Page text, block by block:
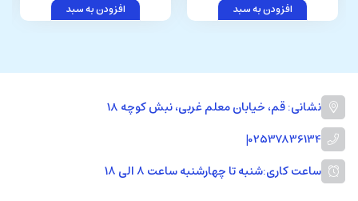
افزودن به سبد افزودن به سبد
نشانی: قم، خیابان معلم غربی، نبش کوچه 18
02537836134
|
ساعت کاری:شنبه تا چهارشنبه ساعت ۸ الی ۱۸